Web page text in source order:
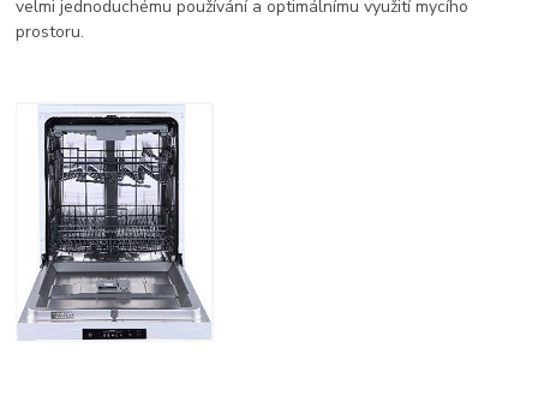
velmi jednoduchému používání a optimálnímu využití mycího
prostoru.